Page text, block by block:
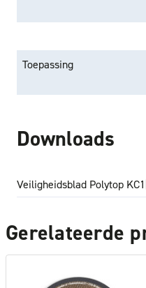
Toepassing
Downloads
Veiligheidsblad Polytop KC1
Gerelateerde